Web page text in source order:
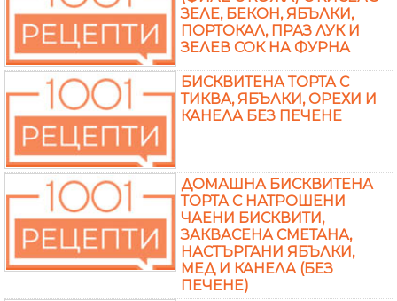
ЗЕЛЕ, БЕКОН, ЯБЪЛКИ,
ПОРТОКАЛ, ПРАЗ ЛУК И
ЗЕЛЕВ СОК НА ФУРНА
БИСКВИТЕНА ТОРТА С
ТИКВА, ЯБЪЛКИ, ОРЕХИ И
КАНЕЛА БЕЗ ПЕЧЕНЕ
ДОМАШНА БИСКВИТЕНА
ТОРТА С НАТРОШЕНИ
ЧАЕНИ БИСКВИТИ,
ЗАКВАСЕНА СМЕТАНА,
НАСТЪРГАНИ ЯБЪЛКИ,
МЕД И КАНЕЛА (БЕЗ
ПЕЧЕНЕ)